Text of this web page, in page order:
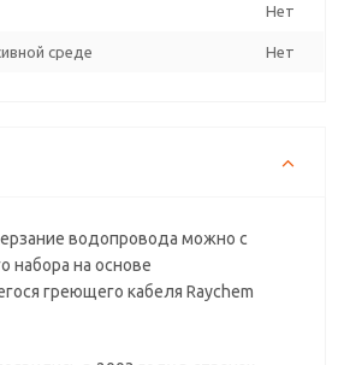
Нет
среде Нет
водопровода можно с
набора на основе
греющего кабеля Raychem